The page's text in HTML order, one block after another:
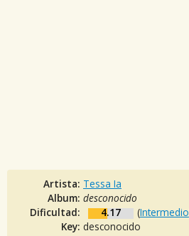
Artista: Tessa Ia
Album: desconocido
Dificultad:
4.17 (Intermedio
Key: desconocido